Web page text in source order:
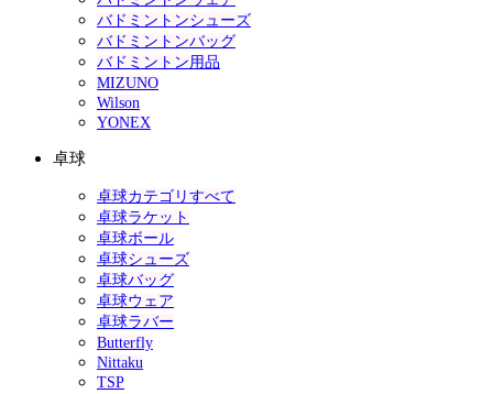
バドミントンシューズ
バドミントンバッグ
バドミントン用品
MIZUNO
Wilson
YONEX
卓球
卓球カテゴリすべて
卓球ラケット
卓球ボール
卓球シューズ
卓球バッグ
卓球ウェア
卓球ラバー
Butterfly
Nittaku
TSP